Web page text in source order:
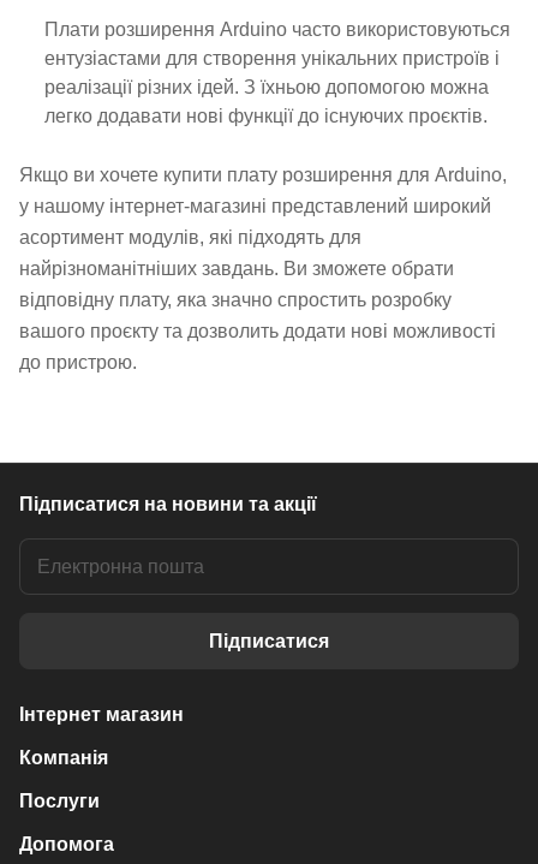
Плати розширення Arduino часто використовуються
ентузіастами для створення унікальних пристроїв і
реалізації різних ідей. З їхньою допомогою можна
легко додавати нові функції до існуючих проєктів.
Якщо ви хочете купити плату розширення для Arduino,
у нашому інтернет-магазині представлений широкий
асортимент модулів, які підходять для
найрізноманітніших завдань. Ви зможете обрати
відповідну плату, яка значно спростить розробку
вашого проєкту та дозволить додати нові можливості
до пристрою.
Підписатися на новини та акції
Підписатися
Інтернет магазин
Компанія
Послуги
Допомога